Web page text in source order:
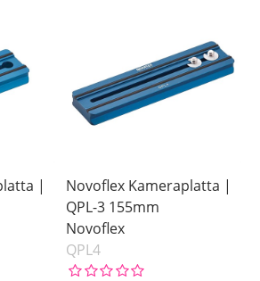
|
Novoflex Kameraplatta |
QPL-3 155mm
Novoflex
QPL4